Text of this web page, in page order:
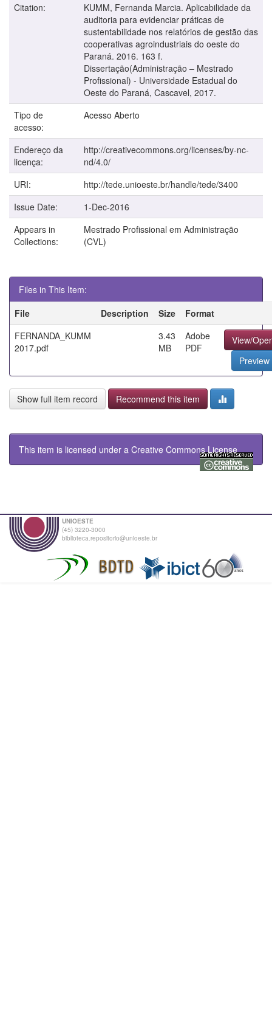
Citation:
KUMM, Fernanda Marcia. Aplicabilidade da
auditoria para evidenciar práticas de
sustentabilidade nos relatórios de gestão das
cooperativas agroindustriais do oeste do
Paraná. 2016. 163 f.
Dissertação(Administração – Mestrado
Profissional) - Universidade Estadual do
Oeste do Paraná, Cascavel, 2017.
Tipo de
acesso:
Acesso Aberto
Endereço da
licença:
http://creativecommons.org/licenses/by-nc-
nd/4.0/
URI:
http://tede.unioeste.br/handle/tede/3400
Issue Date:
1-Dec-2016
Appears in
Collections:
Mestrado Profissional em Administração
(CVL)
Files in This Item:
File
Description Size
Format
FERNANDA_KUMM
2017.pdf
3.43
MB
Adobe
PDF
View/
Preview
Show full item record Recommend this item
This item is licensed under a Creative Commons License
UNIOESTE
(45) 3220-3000
biblioteca.repositorio@unioeste.br